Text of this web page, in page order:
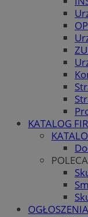
KATALOG
OGŁOSZENIA